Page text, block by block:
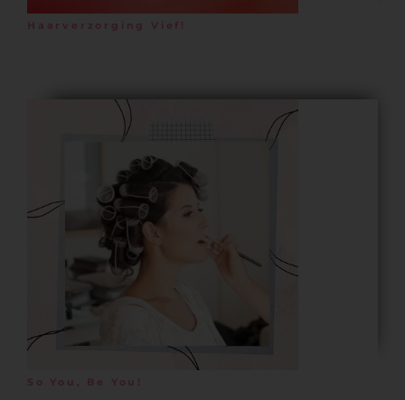
Haarverzorging Vief!
So You, Be You!